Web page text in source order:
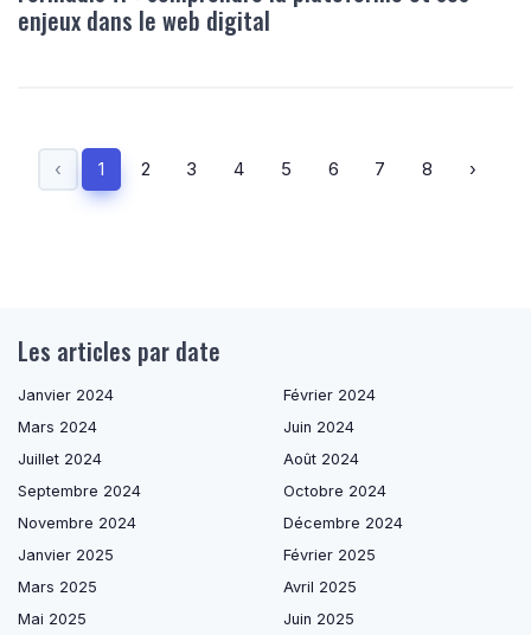
enjeux dans le web digital
‹ 1 2 3 4 5 6 7 8 ›
Les articles par date
Janvier 2024
Février 2024
Mars 2024
Juin 2024
Juillet 2024
Août 2024
Septembre 2024
Octobre 2024
Novembre 2024
Décembre 2024
Janvier 2025
Février 2025
Mars 2025
Avril 2025
Mai 2025
Juin 2025